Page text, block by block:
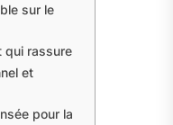
sur le
qui rassure
et
pour la